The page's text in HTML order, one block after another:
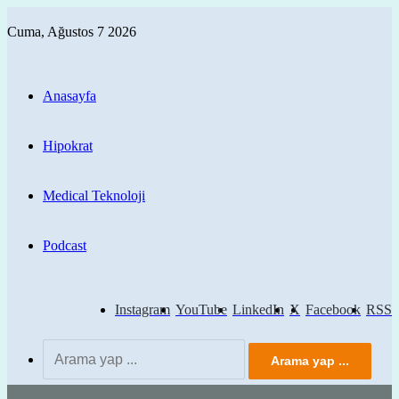
Cuma, Ağustos 7 2026
Anasayfa
Hipokrat
Medical Teknoloji
Podcast
RSS
Facebook
X
LinkedIn
YouTube
Instagram
Arama yap ...